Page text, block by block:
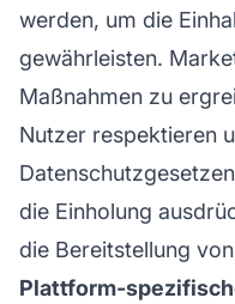
werden, um die
gewährleisten.
Maßnahmen zu
Nutzer respektieren
die Einholung
die Bereitstellung
Plattform-